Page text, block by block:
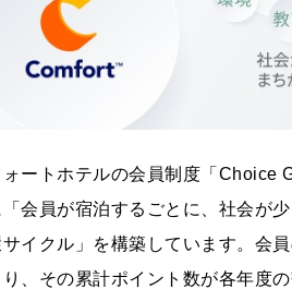
ォートホテルの会員制度「Choice
会員が宿泊するごとに、社会が
イクル」を構築しています。会
、その累計ポイント数が各年度の